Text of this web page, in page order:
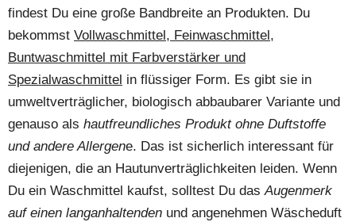
findest Du eine große Bandbreite an Produkten. Du
bekommst Vollwaschmittel, Feinwaschmittel,
Buntwaschmittel mit Farbverstärker und
Spezialwaschmittel in flüssiger Form. Es gibt sie in
umweltverträglicher, biologisch abbaubarer Variante und
genauso als hautfreundliches Produkt ohne Duftstoffe
und andere Allergene. Das ist sicherlich interessant für
diejenigen, die an Hautunverträglichkeiten leiden. Wenn
Du ein Waschmittel kaufst, solltest Du dasAugenmerk
auf einen langanhaltenden und angenehmen Wäscheduft